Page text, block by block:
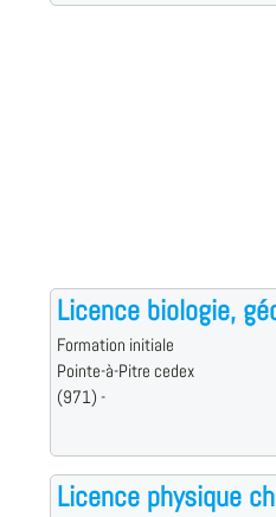
Licence biologie,
Formation initiale
Pointe-à-Pitre cedex
(971) -
Licence physique